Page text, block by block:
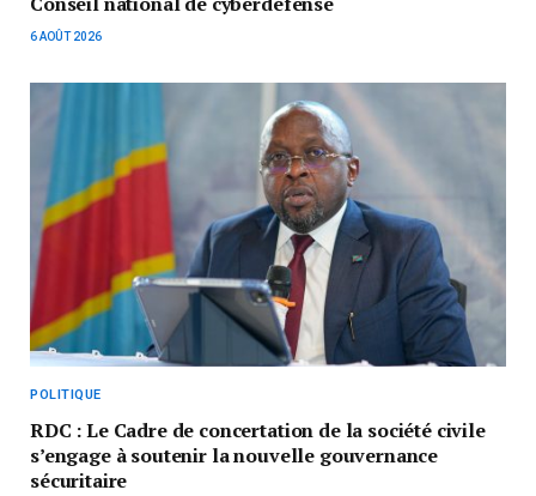
6 AOÛT 2026
POLITIQUE
RDC : Le Cadre de concertation de la société civile
s’engage à soutenir la nouvelle gouvernance
sécuritaire